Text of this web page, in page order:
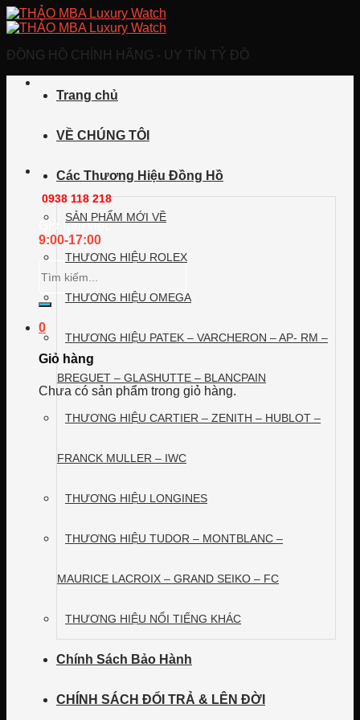
Skip
to
ĐỒNG HỒ CHÍNH HÃNG - UY TÍN TỶ ĐÔ
Call/Zalo/Viber
0938 118 218
GIờ làm việc
9:00-17:00
kiếm:
0
Giỏ hàng
Chưa có sản phẩm trong giỏ hàng.
Trang chủ
VỀ CHÚNG TÔI
Các Thương Hiệu Đồng Hồ
SẢN PHẨM MỚI VỀ
THƯƠNG HIỆU ROLEX
THƯƠNG HIỆU OMEGA
THƯƠNG HIỆU PATEK – VARCHERON – AP- RM –
BREGUET – GLASHUTTE – BLANCPAIN
THƯƠNG HIỆU CARTIER – ZENITH – HUBLOT –
FRANCK MULLER – IWC
THƯƠNG HIỆU LONGINES
THƯƠNG HIỆU TUDOR – MONTBLANC –
MAURICE LACROIX – GRAND SEIKO – FC
THƯƠNG HIỆU NỔI TIẾNG KHÁC
Chính Sách Bảo Hành
CHÍNH SÁCH ĐỔI TRẢ & LÊN ĐỜI